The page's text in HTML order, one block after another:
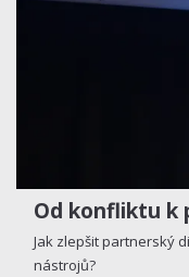
Od konfliktu k
Jak zlepšit partnerský
nástrojů?